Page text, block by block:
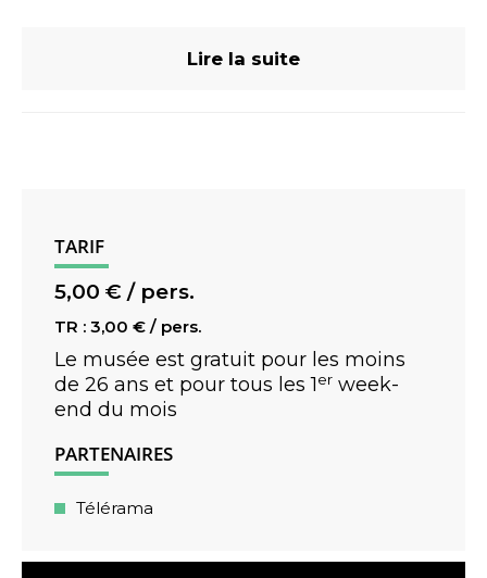
française mérite d’être mise en lumière. Le
Lire la suite
TARIF
5,00 € / pers.
TR : 3,00 € / pers.
Le musée est gratuit pour les moins
de 26 ans et pour tous les 1er week-
end du mois
PARTENAIRES
Télérama